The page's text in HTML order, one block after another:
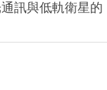
訊與低軌衛星的